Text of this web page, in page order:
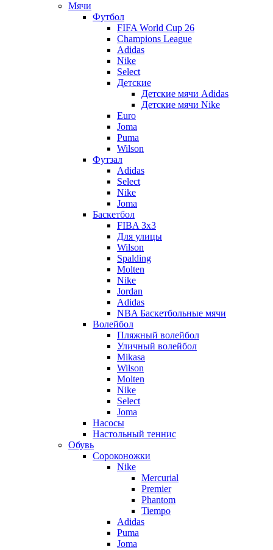
Мячи
Футбол
FIFA World Cup 26
Champions League
Adidas
Nike
Select
Детские
Детские мячи Adidas
Детские мячи Nike
Euro
Joma
Puma
Wilson
Футзал
Adidas
Select
Nike
Joma
Баскетбол
FIBA 3x3
Для улицы
Wilson
Spalding
Molten
Nike
Jordan
Adidas
NBA Баскетбольные мячи
Волейбол
Пляжный волейбол
Уличный волейбол
Mikasa
Wilson
Molten
Nike
Select
Joma
Насосы
Настольный теннис
Обувь
Сороконожки
Nike
Mercurial
Premier
Phantom
Tiempo
Adidas
Puma
Joma